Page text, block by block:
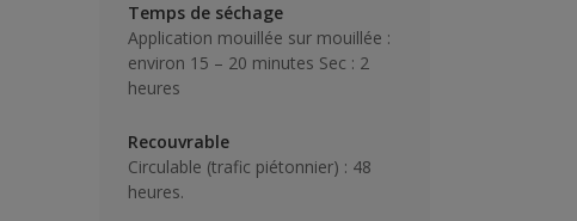
Temps de séchage
Application mouillée sur mouillée :
environ 15 – 20 minutes Sec : 2
heures
Recouvrable
Circulable (trafic piétonnier) : 48
heures.